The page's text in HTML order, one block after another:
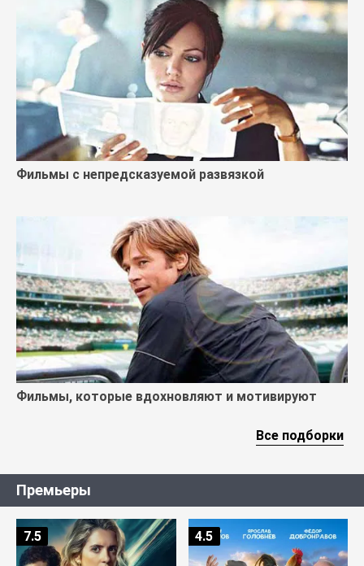
Фильмы с непредсказуемой развязкой
Фильмы, которые вдохновляют и мотивируют
Все подборки
Премьеры
7.5 4.5